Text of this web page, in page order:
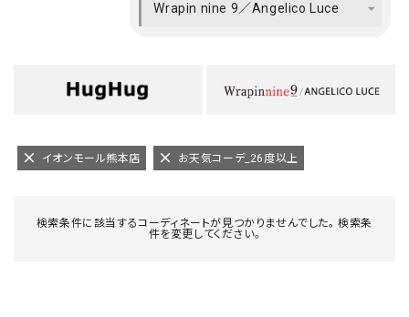
Wrapin nine 9／Angelico Luce
イオンモール熊本店 お天気コーデ_26度以上
検索条件に該当するコーディネートが見つかりませんでした。 検索条
件を変更してください。